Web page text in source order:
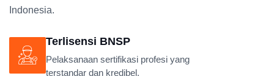
Indonesia.
Terlisensi BNSP
Pelaksanaan sertifikasi profesi yang
terstandar dan kredibel.